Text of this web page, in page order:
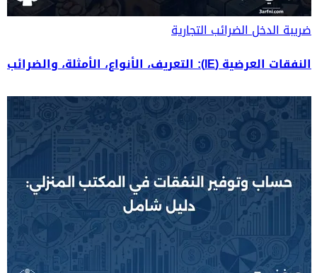
ضريبة الدخلالضرائب التجارية
النفقات العرضية (IE): التعريف، الأنواع، الأمثلة، والضرائب